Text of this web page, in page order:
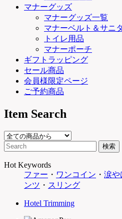
マナーグッズ
マナーグッズ一覧
マナーベルト＆サニ
トイレ用品
マナーポーチ
ギフトラッピング
セール商品
会員様限定ページ
ご予約商品
Item Search
Hot Keywords
ファー ・ ワンコイン ・ 涙や
ンツ ・ スリング
Hotel Trimming